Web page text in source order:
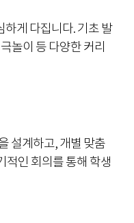
하게 다집니다. 기초 발
놀이 등 다양한 커리
설계하고, 개별 맞춤
적인 회의를 통해 학생